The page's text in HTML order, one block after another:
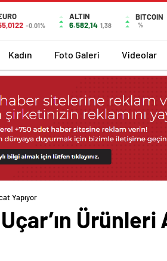
-0.01%
ALTIN
6.582,14 1,38
BITCOIN
%
Kadın Foto Galeri Videolar
Yapıyor